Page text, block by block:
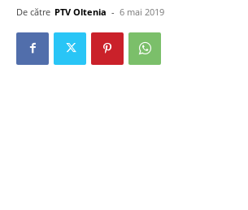
De către PTV Oltenia - 6 mai 2019